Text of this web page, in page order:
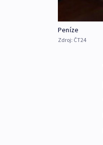
Peníze
Zdroj: ČT24